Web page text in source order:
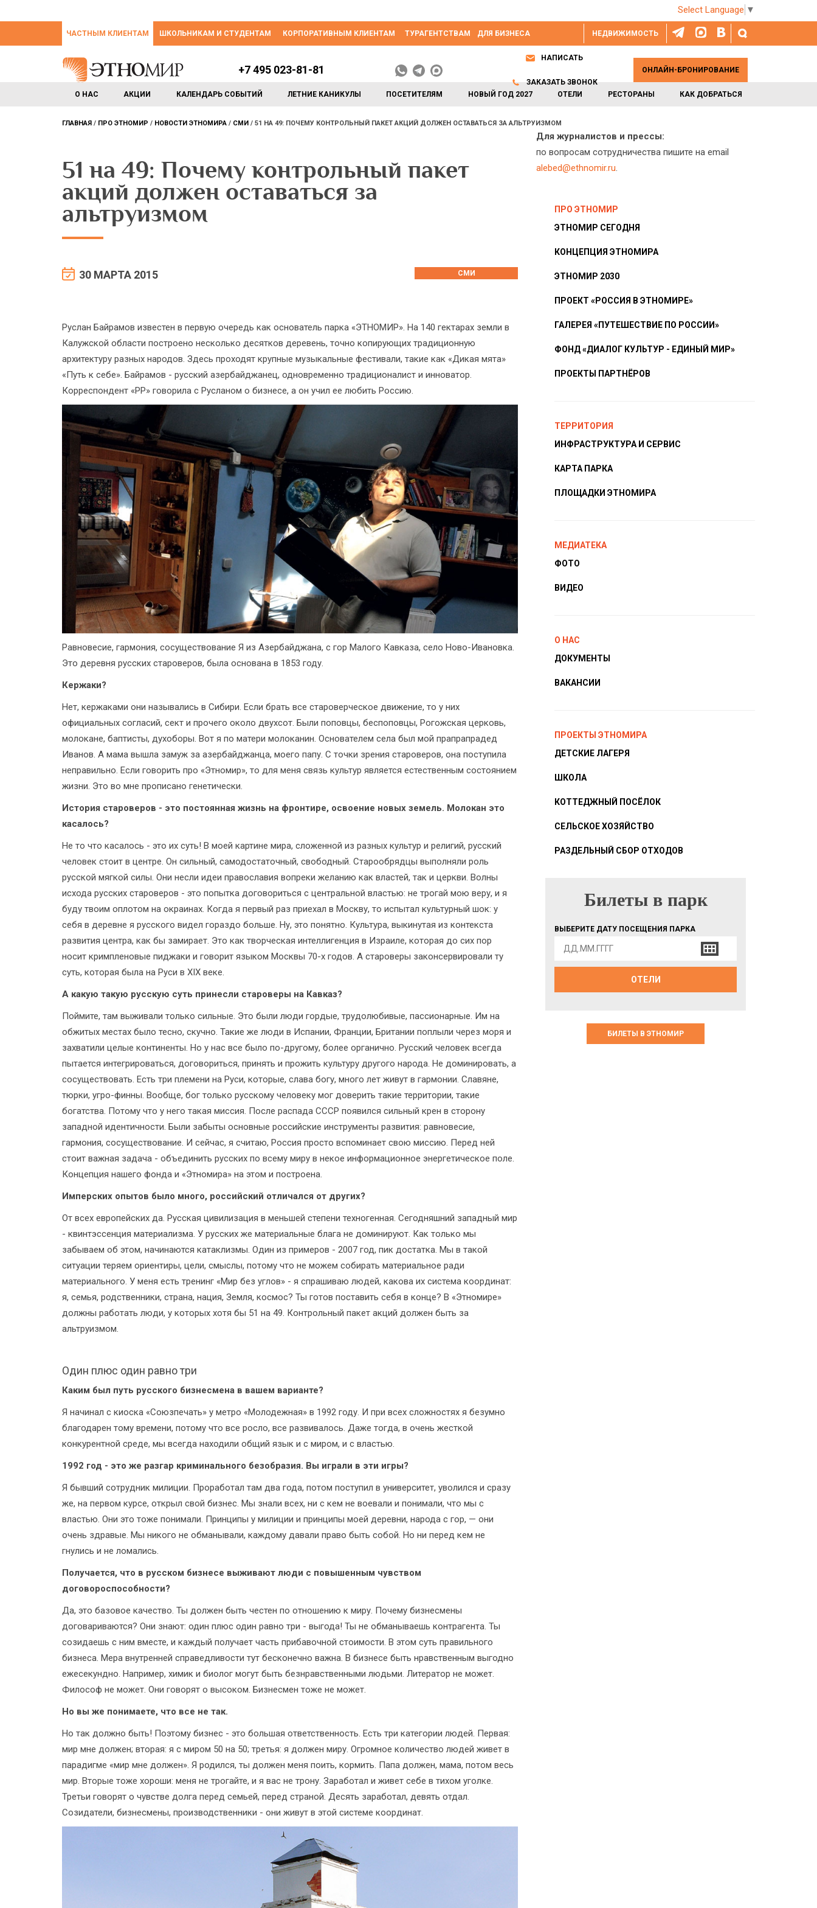
Select Language ▼
НЕДВИЖИМОСТЬ
ЧАСТНЫМ КЛИЕНТАМ ШКОЛЬНИКАМ И СТУДЕНТАМ КОРПОРАТИВНЫМ КЛИЕНТАМ ТУРАГЕНТСТВАМ ДЛЯ БИЗНЕСА
О НАС АКЦИИ КАЛЕНДАРЬ СОБЫТИЙ ЛЕТНИЕ КАНИКУЛЫ ПОСЕТИТЕЛЯМ НОВЫЙ ГОД 2027 ОТЕЛИ РЕСТОРАНЫ КАК ДОБРАТЬСЯ
+7 495 023-81-81
НАПИСАТЬ
ЗАКАЗАТЬ ЗВОНОК
ОНЛАЙН-БРОНИРОВАНИЕ
ГЛАВНАЯ ПРО ЭТНОМИР НОВОСТИ ЭТНОМИРА СМИ 51 НА 49: ПОЧЕМУ КОНТРОЛЬНЫЙ ПАКЕТ АКЦИЙ ДОЛЖЕН ОСТАВАТЬСЯ ЗА АЛЬТРУИЗМОМ
51 на 49: Почему контрольный пакет
акций должен оставаться за
альтруизмом
30 МАРТА 2015 СМИ
Руслан Байрамов известен в первую очередь как основатель парка «ЭТНОМИР». На 140 гектарах земли в
Калужской области построено несколько десятков деревень, точно копирующих традиционную
архитектуру разных народов. Здесь проходят крупные музыкальные фестивали, такие как «Дикая мята»
«Путь к себе». Байрамов - русский азербайджанец, одновременно традиционалист и инноватор.
Корреспондент «РР» говорила с Русланом о бизнесе, а он учил ее любить Россию.
Равновесие, гармония, сосуществование Я из Азербайджана, с гор Малого Кавказа, село Ново-Ивановка.
Это деревня русских староверов, была основана в 1853 году.
Кержаки?
Нет, кержаками они назывались в Сибири. Если брать все староверческое движение, то у них
официальных согласий, сект и прочего около двухсот. Были поповцы, беспоповцы, Рогожская церковь,
молокане, баптисты, духоборы. Вот я по матери молоканин. Основателем села был мой прапрапрадед
Иванов. А мама вышла замуж за азербайджанца, моего папу. С точки зрения староверов, она поступила
неправильно. Если говорить про «Этномир», то для меня связь культур является естественным состоянием
жизни. Это во мне прописано генетически.
История староверов - это постоянная жизнь на фронтире, освоение новых земель. Молокан это
касалось?
Не то что касалось - это их суть! В моей картине мира, сложенной из разных культур и религий, русский
человек стоит в центре. Он сильный, самодостаточный, свободный. Старообрядцы выполняли роль
русской мягкой силы. Они несли идеи православия вопреки желанию как властей, так и церкви. Волны
исхода русских староверов - это попытка договориться с центральной властью: не трогай мою веру, и я
буду твоим оплотом на окраинах. Когда я первый раз приехал в Москву, то испытал культурный шок: у
себя в деревне я русского видел гораздо больше. Ну, это понятно. Культура, выкинутая из контекста
развития центра, как бы замирает. Это как творческая интеллигенция в Израиле, которая до сих пор
носит кримпленовые пиджаки и говорит языком Москвы 70-х годов. А староверы законсервировали ту
суть, которая была на Руси в XIX веке.
А какую такую русскую суть принесли староверы на Кавказ?
Поймите, там выживали только сильные. Это были люди гордые, трудолюбивые, пассионарные. Им на
обжитых местах было тесно, скучно. Такие же люди в Испании, Франции, Британии поплыли через моря и
захватили целые континенты. Но у нас все было по-другому, более органично. Русский человек всегда
пытается интегрироваться, договориться, принять и прожить культуру другого народа. Не доминировать, а
сосуществовать. Есть три племени на Руси, которые, слава богу, много лет живут в гармонии. Славяне,
тюрки, угро-финны. Вообще, бог только русскому человеку мог доверить такие территории, такие
богатства. Потому что у него такая миссия. После распада СССР появился сильный крен в сторону
западной идентичности. Были забыты основные российские инструменты развития: равновесие,
гармония, сосуществование. И сейчас, я считаю, Россия просто вспоминает свою миссию. Перед ней
стоит важная задача - объединить русских по всему миру в некое информационное энергетическое поле.
Концепция нашего фонда и «Этномира» на этом и построена.
Имперских опытов было много, российский отличался от других?
От всех европейских да. Русская цивилизация в меньшей степени техногенная. Сегодняшний западный мир
- квинтэссенция материализма. У русских же материальные блага не доминируют. Как только мы
забываем об этом, начинаются катаклизмы. Один из примеров - 2007 год, пик достатка. Мы в такой
ситуации теряем ориентиры, цели, смыслы, потому что не можем собирать материальное ради
материального. У меня есть тренинг «Мир без углов» - я спрашиваю людей, какова их система координат:
я, семья, родственники, страна, нация, Земля, космос? Ты готов поставить себя в конце? В «Этномире»
должны работать люди, у которых хотя бы 51 на 49. Контрольный пакет акций должен быть за
альтруизмом.
Один плюс один равно три
Каким был путь русского бизнесмена в вашем варианте?
Я начинал с киоска «Союзпечать» у метро «Молодежная» в 1992 году. И при всех сложностях я безумно
благодарен тому времени, потому что все росло, все развивалось. Даже тогда, в очень жесткой
конкурентной среде, мы всегда находили общий язык и с миром, и с властью.
1992 год - это же разгар криминального безобразия. Вы играли в эти игры?
Я бывший сотрудник милиции. Проработал там два года, потом поступил в университет, уволился и сразу
же, на первом курсе, открыл свой бизнес. Мы знали всех, ни с кем не воевали и понимали, что мы с
властью. Они это тоже понимали. Принципы у милиции и принципы моей деревни, народа с гор, — они
очень здравые. Мы никого не обманывали, каждому давали право быть собой. Но ни перед кем не
гнулись и не ломались.
Получается, что в русском бизнесе выживают люди с повышенным чувством
договороспособности?
Да, это базовое качество. Ты должен быть честен по отношению к миру. Почему бизнесмены
договариваются? Они знают: один плюс один равно три - выгода! Ты не обманываешь контрагента. Ты
созидаешь с ним вместе, и каждый получает часть прибавочной стоимости. В этом суть правильного
бизнеса. Мера внутренней справедливости тут бесконечно важна. В бизнесе быть нравственным выгодно
ежесекундно. Например, химик и биолог могут быть безнравственными людьми. Литератор не может.
Философ не может. Они говорят о высоком. Бизнесмен тоже не может.
Но вы же понимаете, что все не так.
Но так должно быть! Поэтому бизнес - это большая ответственность. Есть три категории людей. Первая:
мир мне должен; вторая: я с миром 50 на 50; третья: я должен миру. Огромное количество людей живет в
парадигме «мир мне должен». Я родился, ты должен меня поить, кормить. Папа должен, мама, потом весь
мир. Вторые тоже хороши: меня не трогайте, и я вас не трону. Заработал и живет себе в тихом уголке.
Третьи говорят о чувстве долга перед семьей, перед страной. Десять заработал, девять отдал.
Созидатели, бизнесмены, производственники - они живут в этой системе координат.
Для журналистов и прессы:
по вопросам сотрудничества пишите на email
alebed@ethnomir.ru.
ПРО ЭТНОМИР
ЭТНОМИР СЕГОДНЯ
КОНЦЕПЦИЯ ЭТНОМИРА
ЭТНОМИР 2030
ПРОЕКТ «РОССИЯ В ЭТНОМИРЕ»
ГАЛЕРЕЯ «ПУТЕШЕСТВИЕ ПО РОССИИ»
ФОНД «ДИАЛОГ КУЛЬТУР - ЕДИНЫЙ МИР»
ПРОЕКТЫ ПАРТНЁРОВ
ТЕРРИТОРИЯ
ИНФРАСТРУКТУРА И СЕРВИС
КАРТА ПАРКА
ПЛОЩАДКИ ЭТНОМИРА
МЕДИАТЕКА
ФОТО
ВИДЕО
О НАС
ДОКУМЕНТЫ
ВАКАНСИИ
ПРОЕКТЫ ЭТНОМИРА
ДЕТСКИЕ ЛАГЕРЯ
ШКОЛА
КОТТЕДЖНЫЙ ПОСЁЛОК
СЕЛЬСКОЕ ХОЗЯЙСТВО
РАЗДЕЛЬНЫЙ СБОР ОТХОДОВ
БИЛЕТЫ В ПАРК
Билеты в парк
ВЫБЕРИТЕ ДАТУ ПОСЕЩЕНИЯ ПАРКА
ОТЕЛИ
БИЛЕТЫ В ЭТНОМИР